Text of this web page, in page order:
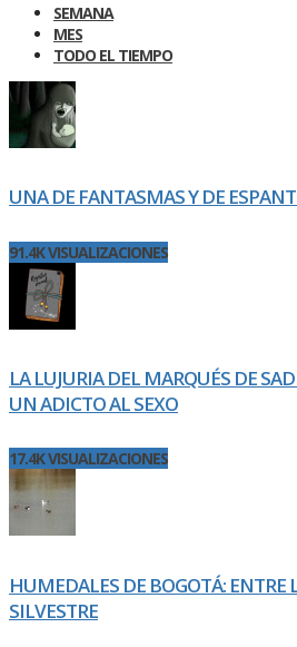
SEMANA
MES
TODO EL TIEMPO
UNA DE FANTASMAS Y DE
91.4K VISUALIZACIONES
LA LUJURIA DEL MARQUÉS DE
UN ADICTO AL SEXO
17.4K VISUALIZACIONES
HUMEDALES DE BOGOTÁ: ENTRE
SILVESTRE